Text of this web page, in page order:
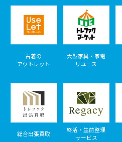
古着の
アウトレット
大型家具・家電
リユース
総合出張買取
終活・生前整理
サービス